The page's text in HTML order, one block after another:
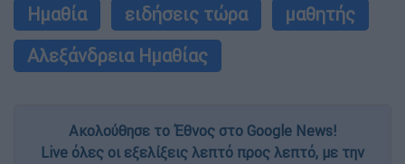
Ημαθία ειδήσεις τώρα
μαθητής
Αλεξάνδρεια Ημαθίας
Ακολούθησε το Έθνος στο Google News!
Live όλες οι εξελίξεις λεπτό προς λεπτό, με την